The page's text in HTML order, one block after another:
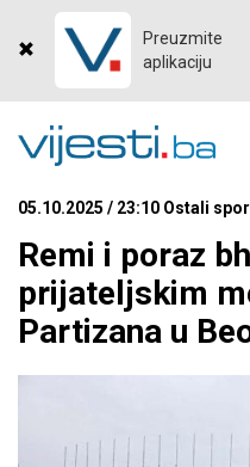
Preuzmite
aplikaciju
05.10.2025 / 23:10 Ostali
Remi i poraz
prijateljskim
Partizana u